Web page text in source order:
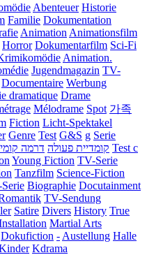
Abenteuer Historie
Familie Dokumentation
Animation Animationsfilm
Horror Dokumentarfilm Sci-Fi
Animation.
Jugendmagazin TV-
Documentaire Werbung
dramatique Drame
Mélodrame Spot 가족
Fiction Licht-Spektakel
Genre Test G&S g Serie
קומדיית פעולה דרמה
Test c
Young Fiction TV-Serie
Tanzfilm Science-Fiction
Biographie Docutainment
TV-Sendung
Satire Divers History True
Martial Arts
Dokufiction - Austellung Halle
Kdrama